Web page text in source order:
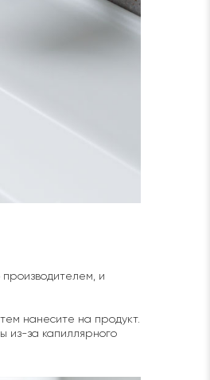
и
нанесите на продукт.
из-за капиллярного